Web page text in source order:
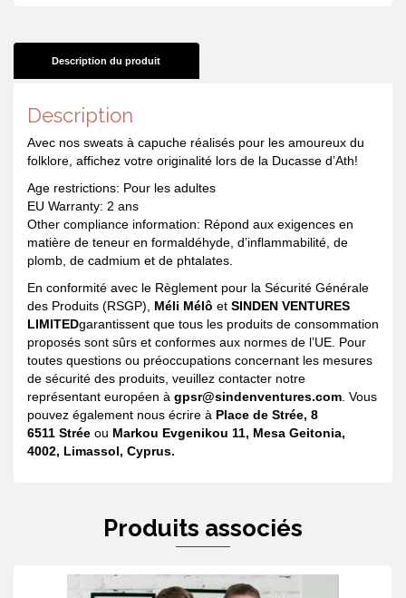
Description du produit
Description
Avec nos sweats à capuche réalisés pour les amoureux du
folklore, affichez votre originalité lors de la Ducasse d’Ath!
Age restrictions: Pour les adultes
EU Warranty: 2 ans
Other compliance information: Répond aux exigences en
matière de teneur en formaldéhyde, d’inflammabilité, de
plomb, de cadmium et de phtalates.
En conformité avec le Règlement pour la Sécurité Générale
des Produits (RSGP), Méli Mélô et SINDEN VENTURES
LIMITEDgarantissent que tous les produits de consommation
proposés sont sûrs et conformes aux normes de l’UE. Pour
toutes questions ou préoccupations concernant les mesures
de sécurité des produits, veuillez contacter notre
représentant européen à gpsr@sindenventures.com . Vous
pouvez également nous écrire à Place de Strée, 8
6511 Strée ou Markou Evgenikou 11, Mesa Geitonia,
4002, Limassol, Cyprus.
Produits associés